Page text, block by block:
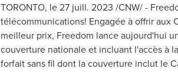
TORONTO, le 27 juill. 2023 /CNW/ -
télécommunications! Engagée à offrir aux
meilleur prix, Freedom lance aujourd'hui
couverture nationale et incluant l'accès à
forfait sans fil dont la couverture inclut le